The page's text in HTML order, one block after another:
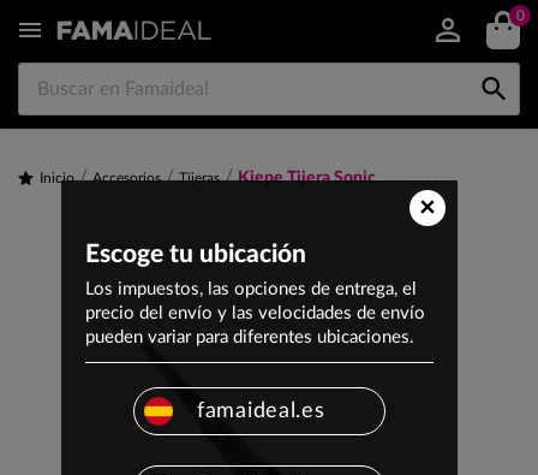
 0

Inicio Accesorios Tijeras Kiepe Tijera Sonic
×
Escoge tu ubicación
Los impuestos, las opciones de entrega, el
precio del envío y las velocidades de envío
pueden variar para diferentes ubicaciones.
famaideal.es